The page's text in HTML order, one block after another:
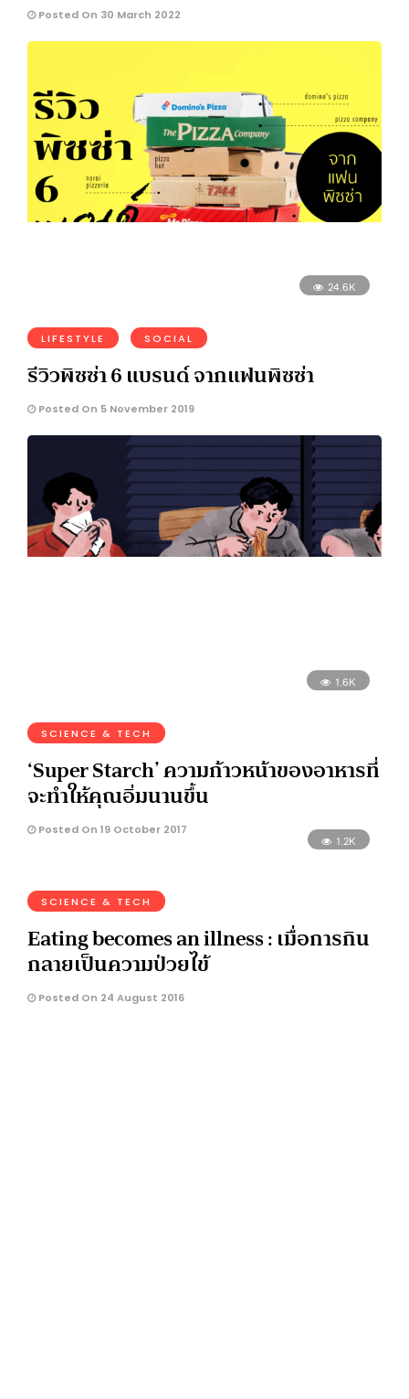
Posted On 30 March 2022
24.6K
LIFESTYLE SOCIAL
รีวิวพิซซ่า 6 แบรนด์ จากแฟนพิซซ่า
Posted On 5 November 2019
1.6K
SCIENCE & TECH
‘Super Starch’ ความก้าวหน้าของอาหารที่
จะทำให้คุณอิ่มนานขึ้น
Posted On 19 October 2017
1.2K
SCIENCE & TECH
Eating becomes an illness : เมื่อการกิน
กลายเป็นความป่วยไข้
Posted On 24 August 2016